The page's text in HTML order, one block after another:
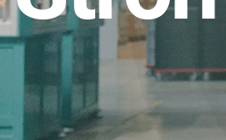
NEO CEE: Energieverteilung mit
effizient in der Installation,